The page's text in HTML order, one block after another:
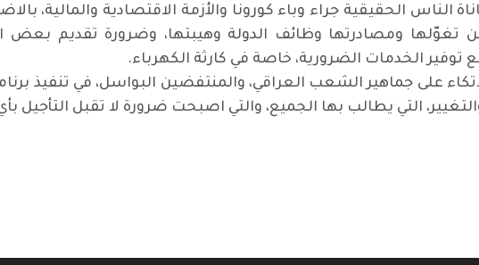
الناس الحقيقية جراء وباء كورونا والأزمة الاقتصادية والمالية،
تغوّلها ومصادرتها وظائف الدولة وهيبتها، وضرورة تقديم بعض
توفير الخدمات الضرورية، خاصة في كارثة الكهرباء.
على جماهير الشعب العراقي، والمنتفضين البواسل، في
التي يطالب بها الجميع، والتي اصبحت ضرورة لا تقبل